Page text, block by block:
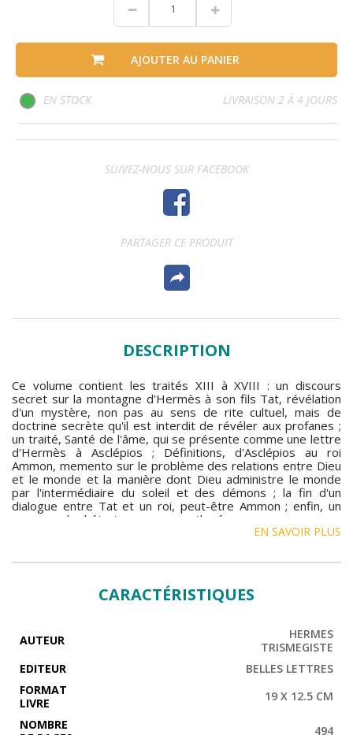
AJOUTER AU PANIER
EN STOCK LIVRAISON 2 À 4 JOURS
SUIVEZ-NOUS SUR FACEBOOK
PARTAGER CE PRODUIT
DESCRIPTION
Ce volume contient les traités XIII à XVIII : un discours
secret sur la montagne d'Hermès à son fils Tat, révélation
d'un mystère, non pas au sens de rite cultuel, mais de
doctrine secrète qu'il est interdit de révéler aux profanes ;
un traité, Santé de l'âme, qui se présente comme une lettre
d'Hermès à Asclépios ; Définitions, d'Asclépios au roi
Ammon, memento sur le problème des relations entre Dieu
et le monde et la manière dont Dieu administre le monde
par l'intermédiaire du soleil et des démons ; la fin d'un
dialogue entre Tat et un roi, peut-être Ammon ; enfin, un
morceau de rhétorique en vers rythmée.
, traduction en latin
médecine, conservé parmi les traités philosophiques
EN SAVOIR PLUS
CARACTÉRISTIQUES
AUTEUR
HERMES
TRISMEGISTE
EDITEUR
BELLES LETTRES
FORMAT
LIVRE
19 X 12.5 CM
NOMBRE
494